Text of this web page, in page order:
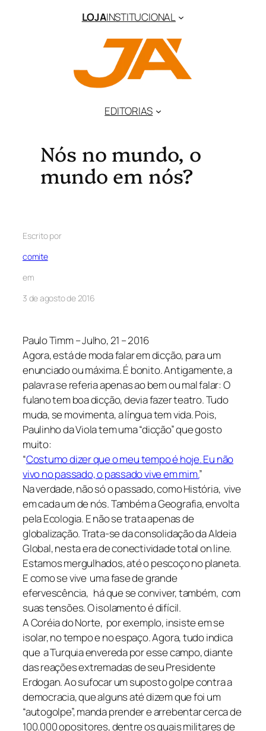
LOJAINSTITUCIONAL
EDITORIAS
Nós no mundo, o
mundo em nós?
Escrito por
comite
em
3 de agosto de 2016
Paulo Timm – Julho, 21 – 2016
Agora, está de moda falar em dicção, para um
enunciado ou máxima. É bonito. Antigamente, a
palavra se referia apenas ao bem ou mal falar: O
fulano tem boa dicção, devia fazer teatro. Tudo
muda, se movimenta, a língua tem vida. Pois,
Paulinho da Viola tem uma “dicção” que gosto
muito:
“Costumo dizer que o meu tempo é hoje. Eu não
vivo no passado, o passado vive em mim.”
Na verdade, não só o passado, como História, vive
em cada um de nós. Também a Geografia, envolta
pela Ecologia. E não se trata apenas de
globalização. Trata-se da consolidação da Aldeia
Global, nesta era de conectividade total on line.
Estamos mergulhados, até o pescoço no planeta.
E como se vive uma fase de grande
efervescência, há que se conviver, também, com
suas tensões. O isolamento é difícil.
A Coréia do Norte, por exemplo, insiste em se
isolar, no tempo e no espaço. Agora, tudo indica
que a Turquia envereda por esse campo, diante
das reações extremadas de seu Presidente
Erdogan. Ao sufocar um suposto golpe contra a
democracia, que alguns até dizem que foi um
“autogolpe”, manda prender e arrebentar cerca de
100.000 opositores, dentre os quais militares de